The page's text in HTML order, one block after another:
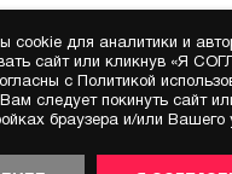
cookie для аналитики и
сайт или кликнув «Я
с Политикой
следует покинуть сайт
браузера и/или Вашего